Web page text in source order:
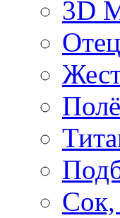
3D
Сок,